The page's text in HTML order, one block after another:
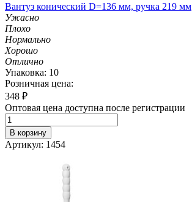
Вантуз конический D=136 мм, ручка 219 мм
Ужасно
Плохо
Нормально
Хорошо
Отлично
Упаковка: 10
Розничная цена:
348 ₽
Оптовая цена доступна после регистрации
В корзину
Артикул: 1454